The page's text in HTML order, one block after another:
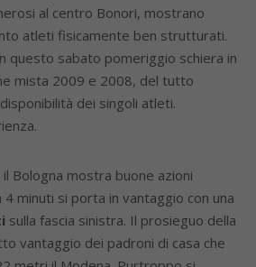
al centro Bonori, mostrano
atleti fisicamente ben strutturati.
questo sabato pomeriggio schiera in
mista 2009 e 2008, del tutto
dei singoli atleti.
il Bologna mostra buone azioni
minuti si porta in vantaggio con una
sulla fascia sinistra. Il prosieguo della
vantaggio dei padroni di casa che